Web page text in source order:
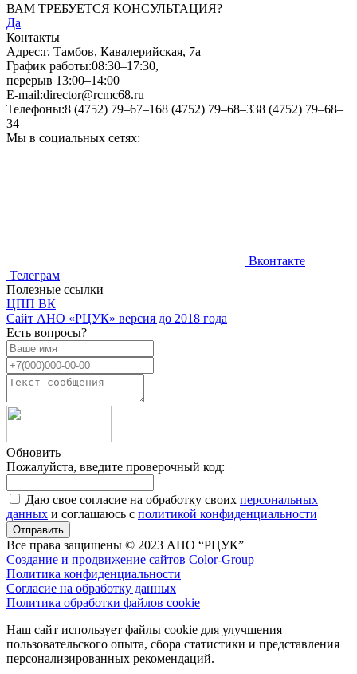
ВАМ ТРЕБУЕТСЯ КОНСУЛЬТАЦИЯ?
Да
Контакты
Адрес:г. Тамбов, Кавалерийская, 7а
График работы:08:30–17:30,
перерыв 13:00–14:00
E-mail:director@rcmc68.ru
Телефоны:8 (4752) 79–67–168 (4752) 79–68–338 (4752) 79–68–
34
Мы в социальных сетях:
Вконтакте
Телеграм
Полезные ссылки
ЦПП ВК
Cайт АНО «РЦУК» версия до 2018 года
Есть вопросы?
Обновить
Пожалуйста, введите проверочный код:
Даю свое согласие на обработку своих персональных
данных и соглашаюсь с политикой конфиденциальности
Отправить
Все права защищены © 2023 АНО “РЦУК”
Создание и продвижение сайтов Color-Group
Политика конфиденциальности
Согласие на обработку данных
Политика обработки файлов cookie
Наш сайт использует файлы cookie для улучшения
пользовательского опыта, сбора статистики и представления
персонализированных рекомендаций.